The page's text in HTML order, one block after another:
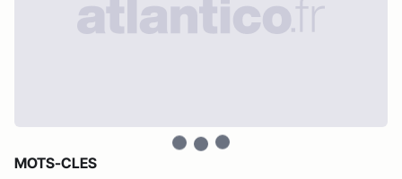
MOTS-CLES